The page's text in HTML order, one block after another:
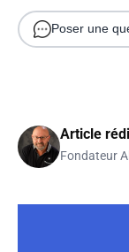
Poser une
Article
Fondateur